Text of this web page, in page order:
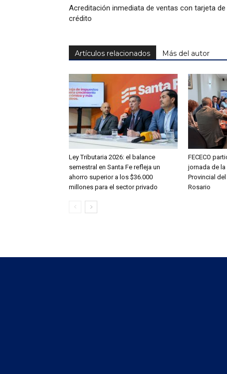
Acreditación inmediata de ventas con tarjeta de
crédito
Artículos relacionados Más del autor
Ley Tributaria 2026: el balance
semestral en Santa Fe refleja un
ahorro superior a los $36.000
millones para el sector privado
FECECO
jornada de
Provincial
Rosario